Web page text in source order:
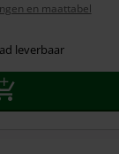
en maattabel
leverbaar